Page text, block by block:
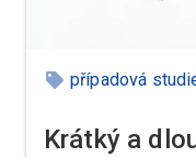
případová
Krátký a